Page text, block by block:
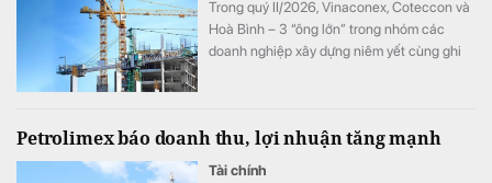
Trong quý II/2026, Vinaconex, Coteccon và
Hoà Bình – 3 “ông lớn” trong nhóm các
doanh nghiệp xây dựng niêm yết cùng ghi
Petrolimex báo doanh thu, lợi nhuận tăng mạnh
Tài chính